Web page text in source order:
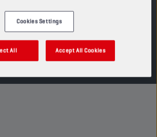
ETSI MYYNTIPISTE
TDS MSDS
Cookies Settings
All Accept All Cookies